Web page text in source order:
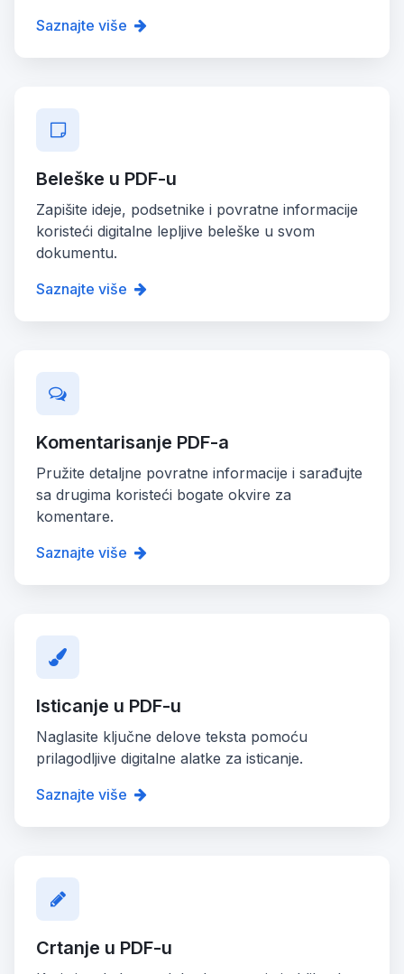
Saznajte više
Beleške u PDF-u
Zapišite ideje, podsetnike i povratne informacije
koristeći digitalne lepljive beleške u svom
dokumentu.
Saznajte više
Komentarisanje PDF-a
Pružite detaljne povratne informacije i sarađujte
sa drugima koristeći bogate okvire za
komentare.
Saznajte više
Isticanje u PDF-u
Naglasite ključne delove teksta pomoću
prilagodljive digitalne alatke za isticanje.
Saznajte više
Crtanje u PDF-u